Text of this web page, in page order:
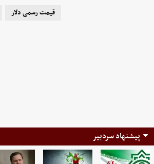
قیمت رسمی دلار
پیشنهاد سردبیر